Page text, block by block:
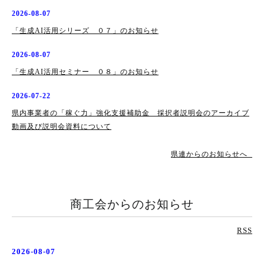
2026-08-07
「生成AI活用シリーズ ０７」のお知らせ
2026-08-07
「生成AI活用セミナー ０８」のお知らせ
2026-07-22
県内事業者の「稼ぐ力」強化支援補助金 採択者説明会のアーカイブ
動画及び説明会資料について
県連からのお知らせへ
商工会からのお知らせ
RSS
2026-08-07